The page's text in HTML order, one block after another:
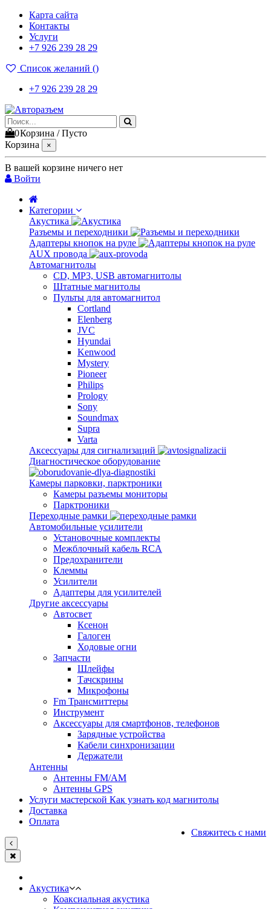
Карта сайта
Контакты
Услуги
+7 926 239 28 29
Список желаний ()
+7 926 239 28 29
0Корзина /Пусто
Корзина
×
В вашей корзине ничего нет
Войти
Категории
Акустика
Разъемы и переходники
Адаптеры кнопок на руле
AUX провода
Автомагнитолы
CD, MP3, USB автомагнитолы
Штатные магнитолы
Пульты для автомагнитол
Cortland
Elenberg
JVC
Hyundai
Kenwood
Mystery
Pioneer
Philips
Prology
Sony
Soundmax
Supra
Varta
Аксессуары для сигнализаций
Диагностическое оборудование
Камеры парковки, парктроники
Камеры разъемы мониторы
Парктроники
Переходные рамки
Автомобильные усилители
Установочные комплекты
Межблочный кабель RCA
Предохранители
Клеммы
Усилители
Адаптеры для усилителей
Другие аксессуары
Автосвет
Ксенон
Галоген
Ходовые огни
Запчасти
Шлейфы
Тачскрины
Микрофоны
Fm Трансмиттеры
Инструмент
Аксессуары для смартфонов, телефонов
Зарядные устройства
Кабели синхронизации
Держатели
Антенны
Антенны FM/AM
Антенны GPS
Услуги мастерской Как узнать код магнитолы
Доставка
Оплата
Свяжитесь с нами
Акустика
Коаксиальная акустика